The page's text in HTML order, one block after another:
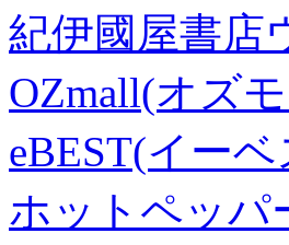
紀伊國屋書店
OZmall(オズ
eBEST(イー
ホットペッパ